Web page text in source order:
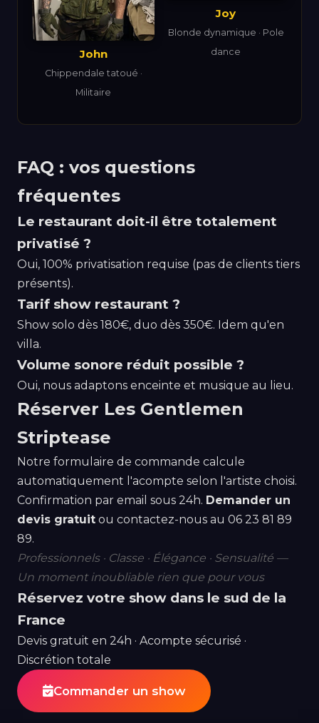
John
Chippendale tatoué ·
Militaire
Joy
Blonde dynamique · Pole
dance
FAQ : vos questions
fréquentes
Le restaurant doit-il être totalement
privatisé ?
Oui, 100% privatisation requise (pas de clients tiers
présents).
Tarif show restaurant ?
Show solo dès 180€, duo dès 350€. Idem qu'en
villa.
Volume sonore réduit possible ?
Oui, nous adaptons enceinte et musique au lieu.
Réserver Les Gentlemen
Striptease
Notre formulaire de commande calcule
automatiquement l'acompte selon l'artiste choisi.
Confirmation par email sous 24h. Demander un
devis gratuit ou contactez-nous au 06 23 81 89
89.
Professionnels · Classe · Élégance · Sensualité —
Un moment inoubliable rien que pour vous
Réservez votre show dans le sud de la
France
Devis gratuit en 24h · Acompte sécurisé ·
Discrétion totale
Commander un show